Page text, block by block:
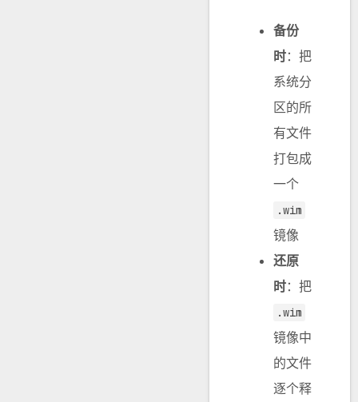
备份
时：把
系统分
区的所
有文件
打包成
一个
.wim
镜像
还原
时：把
.wim
镜像中
的文件
逐个释